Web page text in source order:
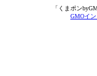
「くまポン
GMOイ